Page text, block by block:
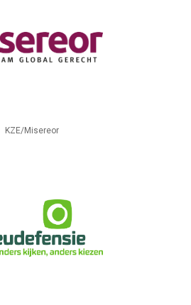
KZE/Misereor